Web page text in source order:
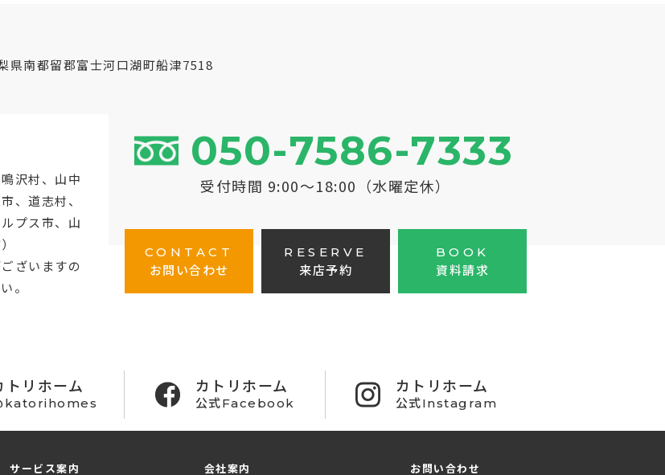
県南都留郡富士河口湖町船津7518
050-7586-7333
受付時間 9:00～18:00（水曜定休）
CONTACT
お問い合わせ
RESERVE
来店予約
BOOK
資料請求
沢村、山中
、道志村、
プス市、山
ざいますの
。
トリホーム カトリホーム
公式Facebook
カトリホーム
公式Instagram
サービス案内 会社案内 お問い合わせ